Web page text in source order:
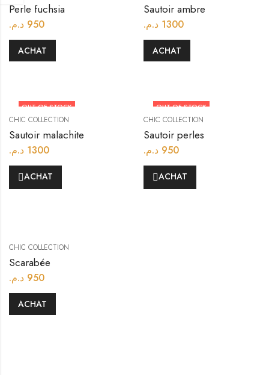
Perle fuchsia
950 د.م.
ACHAT
Sautoir ambre
1300 د.م.
ACHAT
OUT OF STOCK
CHIC COLLECTION
Sautoir malachite
1300 د.م.
ACHAT
OUT OF STOCK
CHIC COLLECTION
Sautoir perles
950 د.م.
ACHAT
CHIC COLLECTION
Scarabée
950 د.م.
ACHAT